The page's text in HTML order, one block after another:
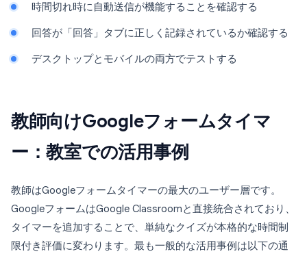
時間切れ時に自動送信が機能することを確認する
回答が「回答」タブに正しく記録されているか確認する
デスクトップとモバイルの両方でテストする
教師向けGoogleフォームタイマ
ー：教室での活用事例
教師はGoogleフォームタイマーの最大のユーザー層です。
GoogleフォームはGoogle Classroomと直接統合されており、
タイマーを追加することで、単純なクイズが本格的な時間制
限付き評価に変わります。最も一般的な活用事例は以下の通